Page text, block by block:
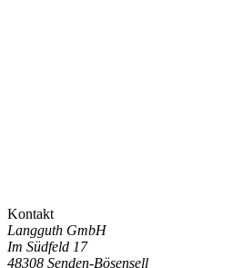
Kontakt
Langguth GmbH
Im Südfeld 17
48308 Senden-Bösensell